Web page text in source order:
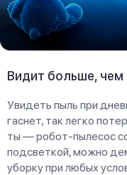
Видит больше, чем
Увидеть пыль при
гаснет, так легко
ты — робот-пылесос
подсветкой, можно
уборку при любых